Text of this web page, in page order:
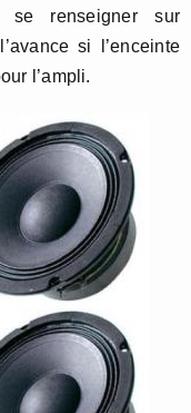
se renseigner sur
si l’enceinte
l’ampli.